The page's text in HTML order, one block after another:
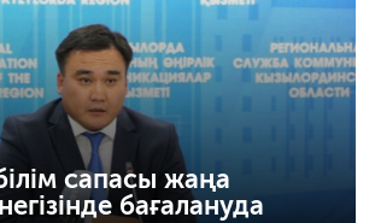
сапасы жаңа
бағалануда